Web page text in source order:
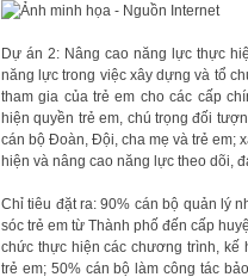
Dự án 2: Nâng cao năng lực thực
năng lực trong việc xây dựng và tổ
tham gia của trẻ em cho các cấp
hiện quyền trẻ em, chú trọng đối
cán bộ Đoàn, Đội, cha mẹ và trẻ em;
hiện và nâng cao năng lực theo dõi,
Chỉ tiêu đặt ra: 90% cán bộ quản lý
sóc trẻ em từ Thành phố đến cấp
chức thực hiện các chương trình, kế
trẻ em; 50% cán bộ làm công tác